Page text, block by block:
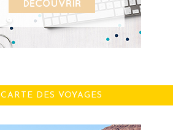
CARTE DES VOYAGES